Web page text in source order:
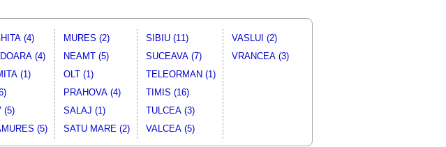
(4)
(4)
(1)
(5)
(5)
MURES (2)
NEAMT (5)
OLT (1)
PRAHOVA (4)
SALAJ (1)
SATU MARE (2)
SIBIU (11)
SUCEAVA (7)
TELEORMAN (1)
TIMIS (16)
TULCEA (3)
VALCEA (5)
VASLUI (2)
VRANCEA (3)